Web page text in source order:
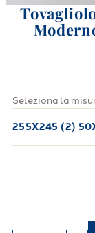
Seleziona la
255X245 (2)